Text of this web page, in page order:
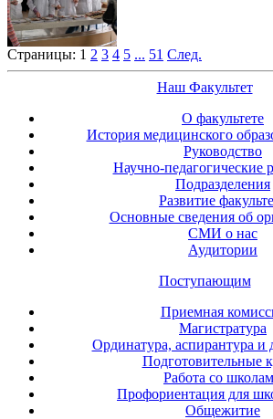
Страницы: 1 2 3 4 5 ... 51 След.
Наш Факультет
О факультете
История медицинского
Руководство
Научно-педагогические
Подразделения
Развитие
Основные сведения об
СМИ о нас
Аудитории
Поступающим
Приемная
Магистратура
Ординатура, аспирантура и
Подготовительные
Работа со
Профориентация для
Общежитие